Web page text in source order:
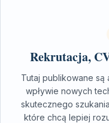
Rekrutacja,
Tutaj publikowane są
wpływie nowych
skutecznego
które chcą lepiej